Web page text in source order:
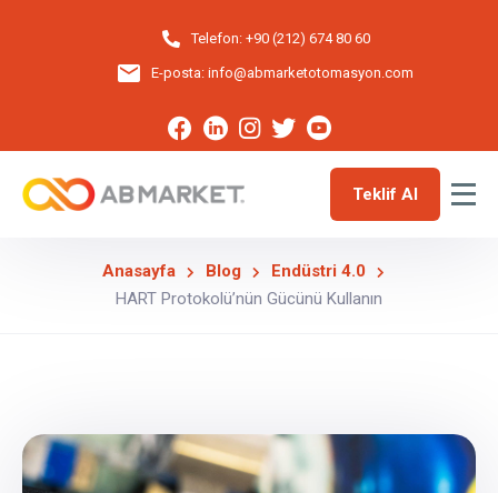
Telefon: +90 (212) 674 80 60
E-posta: info@abmarketotomasyon.com
Teklif Al
Anasayfa Blog
Endüstri 4.0
HART Protokolü’nün Gücünü Kullanın